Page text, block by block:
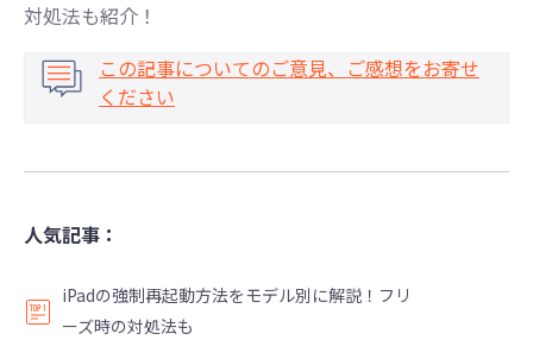
対処法も紹介！
この記事についてのご意見、ご感想をお寄せ
ください
人気記事：
iPadの強制再起動方法をモデル別に解説！フリ
ーズ時の対処法も